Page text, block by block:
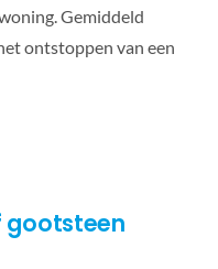
Gemiddeld
ontstoppen van een
gootsteen